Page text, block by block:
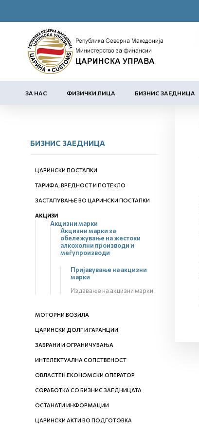
ЗА НАС ФИЗИЧКИ ЛИЦА БИЗНИС ЗАЕДНИЦА
БИЗНИС ЗАЕДНИЦА
ЦАРИНСКИ ПОСТАПКИ
ТАРИФА, ВРЕДНОСТ И ПОТЕКЛО
ЗАСТАПУВАЊЕ ВО ЦАРИНСКИ ПОСТАПКИ
АКЦИЗИ
Акцизни марки
Акцизни марки за
обележување на жестоки
алкохолни производи и
меѓупроизводи
Пријавување на акцизни
марки
Издавање на акцизни марки
МОТОРНИ ВОЗИЛА
ЦАРИНСКИ ДОЛГ И ГАРАНЦИИ
ЗАБРАНИ И ОГРАНИЧУВАЊА
ИНТЕЛЕКТУАЛНА СОПСТВЕНОСТ
ОВЛАСТЕН ЕКОНОМСКИ ОПЕРАТОР
СОРАБОТКА СО БИЗНИС ЗАЕДНИЦАТА
ОСТАНАТИ ИНФОРМАЦИИ
ЦАРИНСКИ АКТИ ВО ПОДГОТОВКА